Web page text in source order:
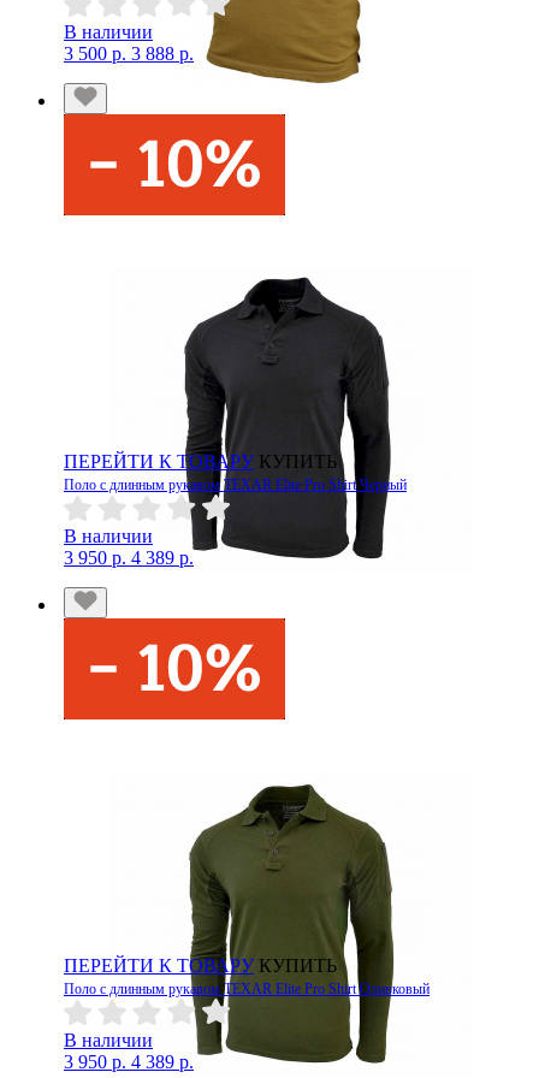
В наличии
3 500 р. 3 888 р.
ПЕРЕЙТИ К ТОВАРУ КУПИТЬ
Поло с длинным рукавом TEXAR Elite Pro Shirt Черный
В наличии
3 950 р. 4 389 р.
ПЕРЕЙТИ К ТОВАРУ КУПИТЬ
Поло с длинным рукавом TEXAR Elite Pro Shirt Оливковый
В наличии
3 950 р. 4 389 р.